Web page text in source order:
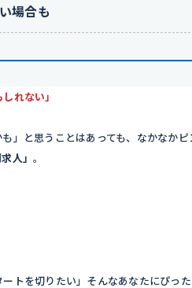
場合も
れない」
」と思うことはあっても、なかなか
人」。
ートを切りたい」そんなあなたにぴっ